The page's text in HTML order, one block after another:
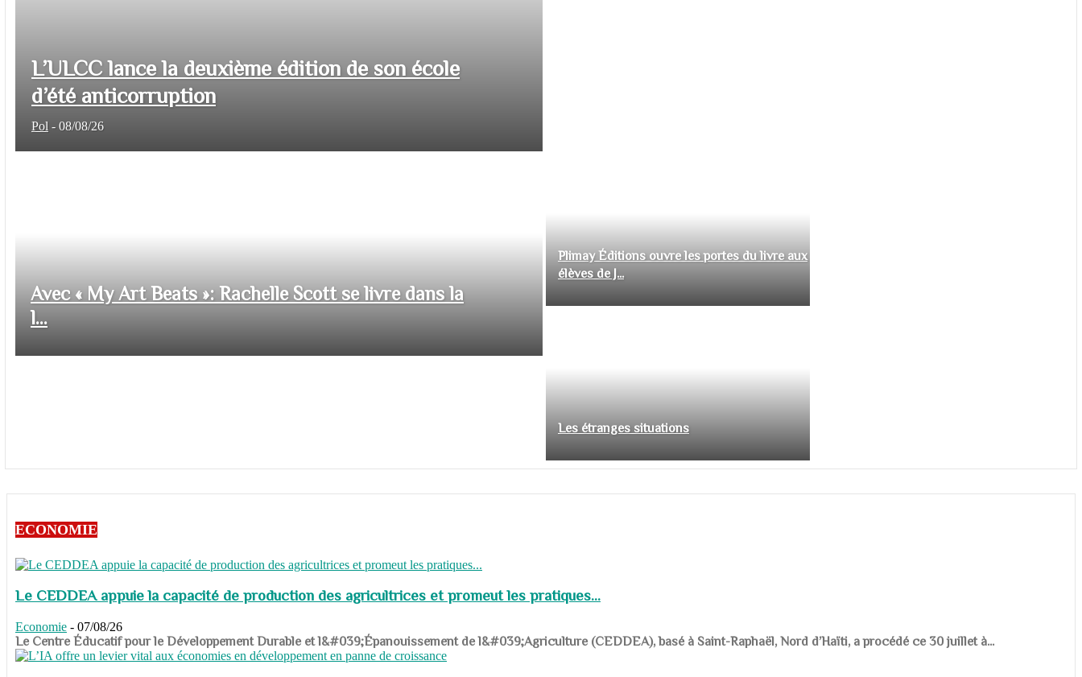
L’ULCC lance la deuxième édition de son école
d’été anticorruption
Pol - 08/08/26
Avec « My Art Beats »: Rachelle Scott se livre dans la
l...
Plimay Éditions ouvre les portes du livre aux
élèves de J...
Les étranges situations
ECONOMIE
Le CEDDEA appuie la capacité de production des agricultrices et promeut les pratiques...
Economie - 07/08/26
​​​​​​​Le Centre Éducatif pour le Développement Durable et l&#039;Épanouissement de l&#039;Agriculture (CEDDEA), basé à Saint-Raphaël, Nord d’Haïti, a procédé ce 30 juillet à...